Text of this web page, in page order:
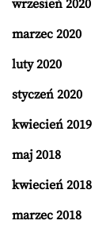
wrzesień 2020
marzec 2020
luty 2020
styczeń 2020
kwiecień 2019
maj 2018
kwiecień 2018
marzec 2018